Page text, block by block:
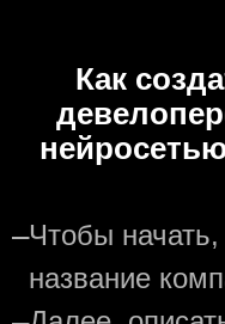
Как
—Чтобы
название